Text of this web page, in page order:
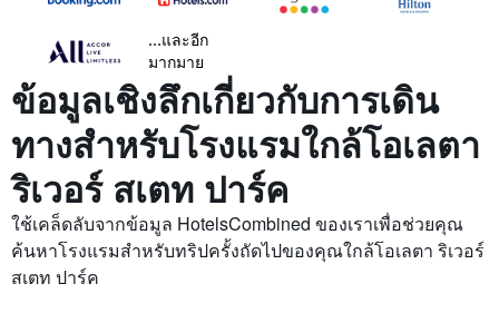
...และอีก
มากมาย
ข้อมูลเชิงลึกเกี่ยวกับการเดิน
ทางสำหรับโรงแรมใกล้โอเลตา
ริเวอร์ สเตท ปาร์ค
ใช้เคล็ดลับจากข้อมูล HotelsCombined ของเราเพื่อช่วยคุณ
ค้นหาโรงแรมสำหรับทริปครั้งถัดไปของคุณใกล้โอเลตา ริเวอร์
สเตท ปาร์ค